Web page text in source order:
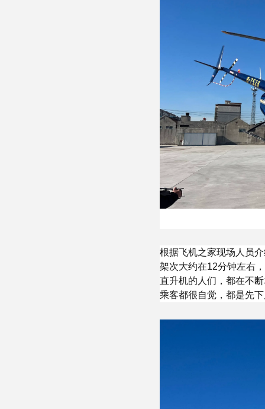
根据飞机之家现场人员
架次大约在12分钟左右
直升机的人们，都在不
乘客都很自觉，都是先